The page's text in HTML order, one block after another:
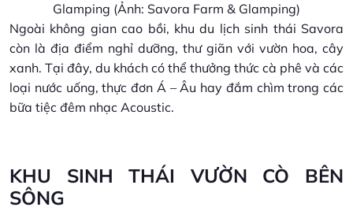
Glamping (Ảnh: Savora Farm & Glamping)
Ngoài không gian cao bồi, khu du lịch sinh thái Savora
còn là địa điểm nghỉ dưỡng, thư giãn với vườn hoa, cây
xanh. Tại đây, du khách có thể thưởng thức cà phê và các
loại nước uống, thực đơn Á – Âu hay đắm chìm trong các
bữa tiệc đêm nhạc Acoustic.
KHU SINH THÁI VƯỜN CÒ BÊN
SÔNG